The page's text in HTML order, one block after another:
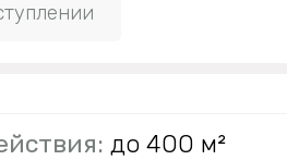
до 400 м²